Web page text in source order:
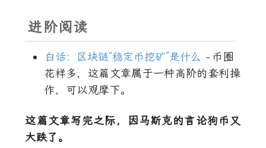
进阶阅读
白话：区块链“稳定币挖矿”是什么 - 币圈
花样多，这篇文章属于一种高阶的套利操
作，可以观摩下。
这篇文章写完之际，因马斯克的言论狗币又
大跌了。